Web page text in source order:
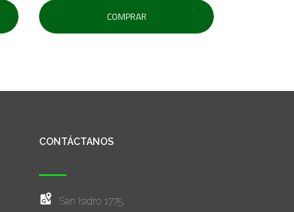
COMPRAR
CONTÁCTANOS
San Isidro 1775,